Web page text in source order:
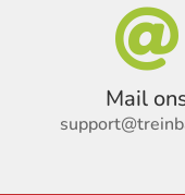

Mail